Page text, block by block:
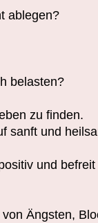
ablegen?
belasten?
zu finden.
sanft und
und
Ängsten,